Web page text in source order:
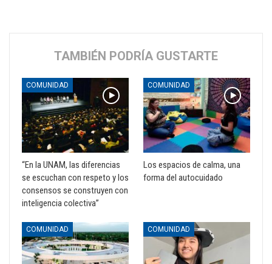
TAMBIÉN PODRÍA GUSTARTE
COMUNIDAD
“En la UNAM, las diferencias
se escuchan con respeto y los
consensos se construyen con
inteligencia colectiva”
COMUNIDAD
Los espacios de calma, una
forma del autocuidado
COMUNIDAD COMUNIDAD